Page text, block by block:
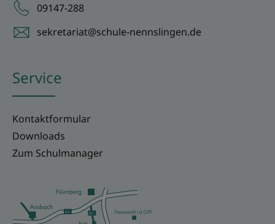
09147-288
sekretariat@schule-nennslingen.de
Service
Kontaktformular
Downloads
Zum Schulmanager